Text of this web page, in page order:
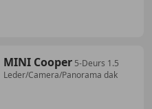
MINI Cooper 5-Deurs 1.5
Leder/Camera/Panorama dak